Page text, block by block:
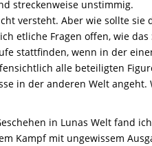
streckenweise unstimmig.
versteht. Aber wie sollte sie
etliche Fragen offen, wie das
stattfinden, wenn in der
alle beteiligten
in der anderen Welt angeht.
in Lunas Welt fand
Kampf mit ungewissem